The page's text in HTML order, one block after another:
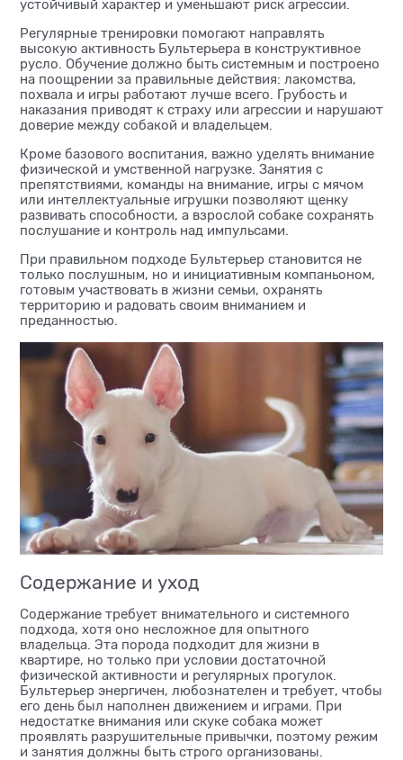
устойчивый характер и уменьшают риск агрессии.
Регулярные тренировки помогают направлять
высокую активность Бультерьера в конструктивное
русло. Обучение должно быть системным и построено
на поощрении за правильные действия: лакомства,
похвала и игры работают лучше всего. Грубость и
наказания приводят к страху или агрессии и нарушают
доверие между собакой и владельцем.
Кроме базового воспитания, важно уделять внимание
физической и умственной нагрузке. Занятия с
препятствиями, команды на внимание, игры с мячом
или интеллектуальные игрушки позволяют щенку
развивать способности, а взрослой собаке сохранять
послушание и контроль над импульсами.
При правильном подходе Бультерьер становится не
только послушным, но и инициативным компаньоном,
готовым участвовать в жизни семьи, охранять
территорию и радовать своим вниманием и
преданностью.
Содержание и уход
Содержание требует внимательного и системного
подхода, хотя оно несложное для опытного
владельца. Эта порода подходит для жизни в
квартире, но только при условии достаточной
физической активности и регулярных прогулок.
Бультерьер энергичен, любознателен и требует, чтобы
его день был наполнен движением и играми. При
недостатке внимания или скуке собака может
проявлять разрушительные привычки, поэтому режим
и занятия должны быть строго организованы.